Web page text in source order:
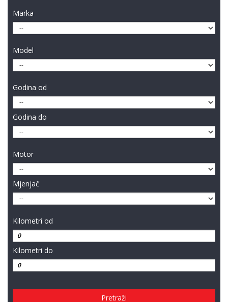
Marka
Model
Godina od
Godina do
Motor
Mjenjač
Kilometri od
Kilometri do
Pretraži